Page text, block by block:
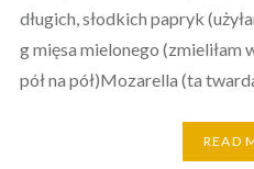
długich, słodkich papryk
g mięsa mielonego (zmieliłam
pół na pół)Mozarella (ta
READ